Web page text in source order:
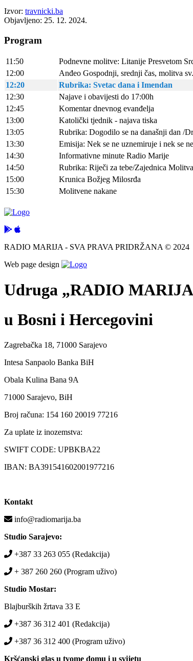
Izvor: travnicki.ba
Objavljeno: 25. 12. 2024.
Program
11:50
Podnevne molitve: Litanije Presvetom
12:00
Anđeo Gospodnji, srednji čas, molitva
12:20
Rubrika: Svetac dana i Imendan
12:30
Najave i obavijesti do 17:00h
12:45
Komentar dnevnog evanđelja
13:00
Katolički tjednik - najava tiska
13:05
Rubrika: Dogodilo se na današnji dan /
13:30
Emisija: Nek se ne uznemiruje i nek se
14:30
Informativne minute Radio Marije
14:50
Rubrika: Riječi za tebe/Zajednica
15:00
Krunica Božjeg Milosrđa
15:30
Molitvene nakane
RADIO MARIJA - SVA PRAVA PRIDRŽANA © 2024
Web page design
Udruga „RADIO
u Bosni i Hercegovini
Zagrebačka 18, 71000 Sarajevo
Intesa Sanpaolo Banka BiH
Obala Kulina Bana 9A
71000 Sarajevo, BiH
Broj računa: 154 160 20019 77216
Za uplate iz inozemstva:
SWIFT CODE: UPBKBA22
IBAN: BA391541602001977216
Kontakt
info@radiomarija.ba
Studio Sarajevo:
+387 33 263 055 (Redakcija)
+ 387 260 260 (Program uživo)
Studio Mostar:
Blajburških žrtava 33 E
+387 36 312 401 (Redakcija)
+387 36 312 400 (Program uživo)
Kršćanski glas u tvome domu i u svijetu